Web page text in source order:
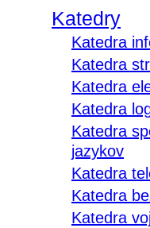
Katedry
Katedra
Katedra
Katedra
Katedra
Katedra
jazykov
Katedra
Katedra
Katedra